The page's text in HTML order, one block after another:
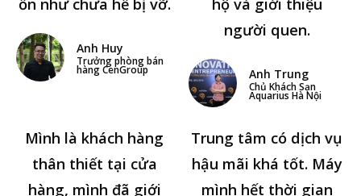
Anh Huy
Trưởng phòng bán
hàng CenGroup
người quen.
Anh Trung
Chủ Khách Sạn
Aquarius Hà Nội
Mình là khách hàng
thân thiết tại cửa
hàng, mình đã giới
Trung tâm có dịch vụ
hậu mãi khá tốt. Máy
mình hết thời gian